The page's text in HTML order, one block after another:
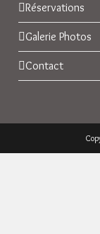
Réservations
Galerie Photos
Contact